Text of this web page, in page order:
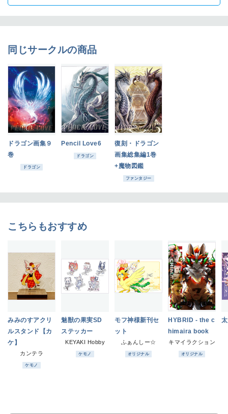
同じサークルの商品
ドラゴン画集９
巻
ドラゴン
Pencil Love6
ドラゴン
復刻・ドラゴン
画集総集編1巻
+魔物図鑑
ファンタジー
こちらもおすすめ
みみのすアクリ
ルスタンド【カ
ケ】
カンテラ
ケモノ
魅獣の果実SD
ステッカー
KEYAKI Hobby
ケモノ
モフ神様新刊セ
ット
ふぁんしー☆
オリジナル
HYBRID - the c
himaira book
キマイラクション
オリジナル